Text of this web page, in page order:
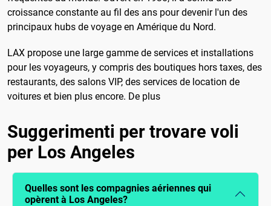
croissance constante au fil des ans pour devenir l'un des
principaux hubs de voyage en Amérique du Nord.
LAX propose une large gamme de services et installations
pour les voyageurs, y compris des boutiques hors taxes, des
restaurants, des salons VIP, des services de location de
voitures et bien plus encore. De plus
Suggerimenti per trovare voli
per Los Angeles
Quelles sont les compagnies aériennes qui
opèrent à Los Angeles?